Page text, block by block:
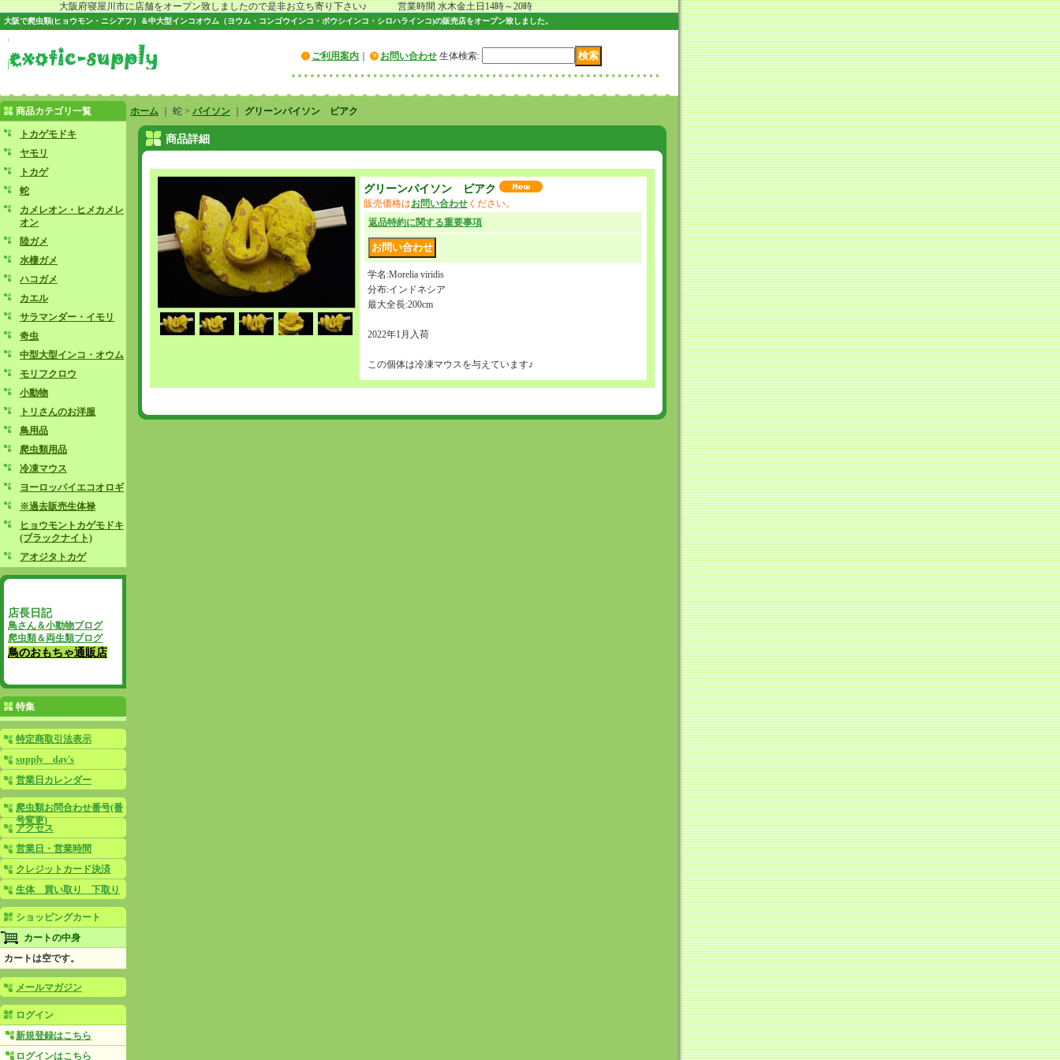
大阪府寝屋川市に店舗をオープン致しましたので是非お立ち寄り下さい♪ 営業時間 水木金土日14時～20時
大阪で爬虫類(ヒョウモン・ニシアフ）＆中大型インコオウム（ヨウム・コンゴウインコ・ボウシインコ・シロハラインコ)の販売店をオープン致しました。
ご利用案内 お問い合わせ 生体検索:
商品カテゴリ一覧
トカゲモドキ
ヤモリ
トカゲ
蛇
カメレオン・ヒメカメレ
オン
陸ガメ
水棲ガメ
ハコガメ
カエル
サラマンダー・イモリ
奇虫
中型大型インコ・オウム
モリフクロウ
小動物
トリさんのお洋服
鳥用品
爬虫類用品
冷凍マウス
ヨーロッパイエコオロギ
※過去販売生体禄
ヒョウモントカゲモドキ
(ブラックナイト)
アオジタトカゲ
店長日記
鳥さん＆小動物ブログ
爬虫類＆両生類ブログ
鳥のおもちゃ通販店
特集
特定商取引法表示
supply day's
営業日カレンダー
爬虫類お問合わせ番号(番
号変更)
アクセス
営業日・営業時間
クレジットカード決済
生体 買い取り 下取り
ショッピングカート
カートの中身
カートは空です。
メールマガジン
ログイン
新規登録はこちら
ログインはこちら
ホーム ｜ 蛇 > パイソン グリーンパイソン ビアク
商品詳細
グリーンパイソン ビアク
販売価格はお問い合わせ ください。
返品特約に関する重要事項
学名:Morelia viridis
分布:インドネシア
最大全長:200cm
2022年1月入荷
この個体は冷凍マウスを与えています♪